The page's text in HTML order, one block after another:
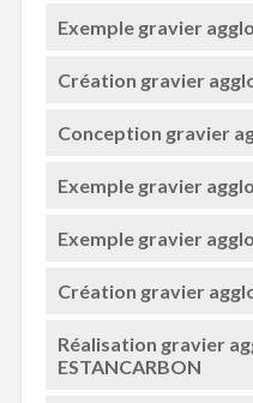
Exemple gravier
Création gravier
Conception gravier
Exemple gravier
Exemple gravier
Création gravier
Réalisation gravier
ESTANCARBON